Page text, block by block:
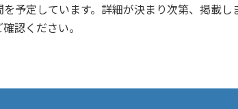
予定しています。詳細が決まり次第、掲載し
認ください。